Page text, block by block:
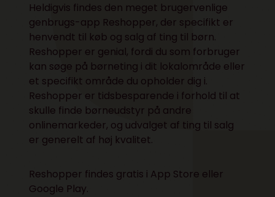
Heldigvis findes den meget brugervenlige
genbrugs-app Reshopper, der specifikt er
henvendt til køb og salg af ting til børn.
Reshopper er genial, fordi du som forbruger
kan søge på børneting i dit lokalområde eller
et specifikt område du opholder dig i.
Reshopper er tidsbesparende i forhold til at
skulle finde børneudstyr på andre
onlinemarkeder, og udvalget af ting til salg
er generelt af høj kvalitet.
Reshopper findes gratis i App Store eller
Google Play.